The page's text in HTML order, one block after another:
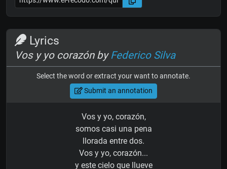
Lyrics
Vos y yo corazón byFederico Silva
Select the word or extract your want to annotate.
Submit an annotation
Vos y yo, corazón,
somos casi una pena
llorada entre dos.
Vos y yo, corazón...
y este cielo que llueve